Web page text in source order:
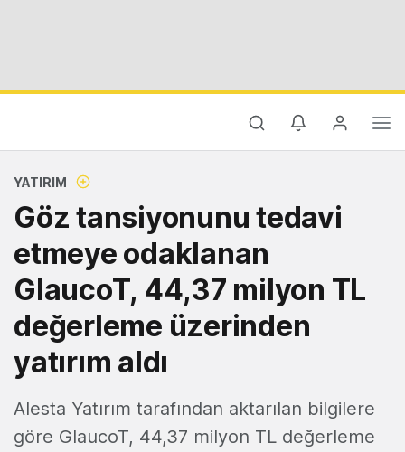
YATIRIM
Göz tansiyonunu tedavi
etmeye odaklanan
GlaucoT, 44,37 milyon TL
değerleme üzerinden
yatırım aldı
Alesta Yatırım tarafından aktarılan bilgilere
göre GlaucoT, 44,37 milyon TL değerleme